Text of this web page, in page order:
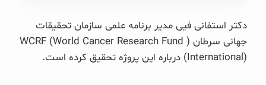
صبحانه و میان وعده
دکتر استفانی فیی مدیر برنامه علمی سازمان تحقیقات
جهانی سرطان ( WCRF (World Cancer Research Fund
International)) درباره این پروژه تحقیق کرده است.